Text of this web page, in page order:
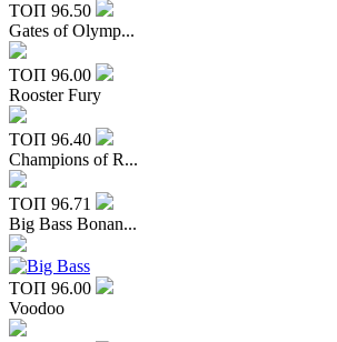
ТОП 96.50
Gates of Olymp...
ТОП 96.00
Rooster Fury
ТОП 96.40
Champions of R...
ТОП 96.71
Big Bass Bonan...
ТОП 96.00
Voodoo